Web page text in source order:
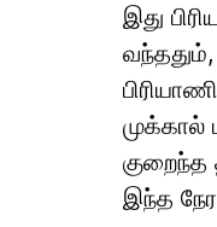
இது
குறைந்த
இந்த